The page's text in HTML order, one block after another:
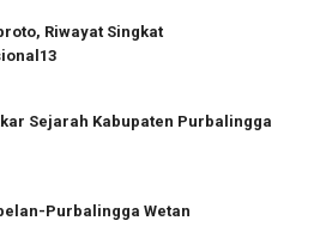
Riwayat Singkat
Sejarah Kabupaten Purbalingga
Purbalingga Wetan